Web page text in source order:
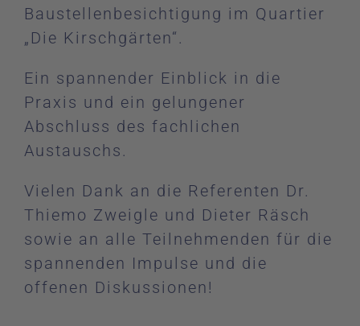
Baustellenbesichtigung im Quartier
„Die Kirschgärten“.
Ein spannender Einblick in die
Praxis und ein gelungener
Abschluss des fachlichen
Austauschs.
Vielen Dank an die Referenten Dr.
Thiemo Zweigle und Dieter Räsch
sowie an alle Teilnehmenden für die
spannenden Impulse und die
offenen Diskussionen!